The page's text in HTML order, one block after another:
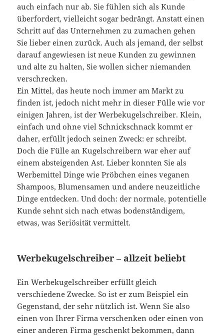
auch einfach nur ab. Sie fühlen sich als Kunde
überfordert, vielleicht sogar bedrängt. Anstatt einen
Schritt auf das Unternehmen zu zumachen gehen
Sie lieber einen zurück. Auch als jemand, der selbst
darauf angewiesen ist neue Kunden zu gewinnen
und alte zu halten, Sie wollen sicher niemanden
verschrecken.
Ein Mittel, das heute noch immer am Markt zu
finden ist, jedoch nicht mehr in dieser Fülle wie vor
einigen Jahren, ist der Werbekugelschreiber. Klein,
einfach und ohne viel Schnickschnack kommt er
daher, erfüllt jedoch seinen Zweck: er schreibt.
Doch die Fülle an Kugelschreibern war eher auf
einem absteigenden Ast. Lieber konnten Sie als
Werbemittel Dinge wie Pröbchen eines veganen
Shampoos, Blumensamen und andere neuzeitliche
Dinge entdecken. Und doch: der normale, potentielle
Kunde sehnt sich nach etwas bodenständigem,
etwas, was Seriösität vermittelt.
Werbekugelschreiber – allzeit beliebt
Ein Werbekugelschreiber erfüllt gleich
verschiedene Zwecke. So ist er zum Beispiel ein
Gegenstand, der sehr nützlich ist. Wenn Sie also
einen von Ihrer Firma verschenken oder einen von
einer anderen Firma geschenkt bekommen, dann